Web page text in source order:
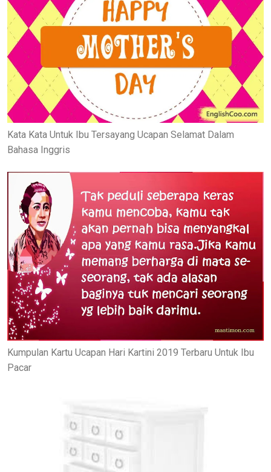
Kata Kata Untuk Ibu Tersayang Ucapan Selamat Dalam
Bahasa Inggris
Kumpulan Kartu Ucapan Hari Kartini 2019 Terbaru Untuk Ibu
Pacar